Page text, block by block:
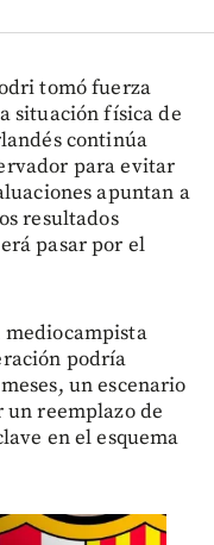
tomó fuerza
situación física de
continúa
para evitar
apuntan a
resultados
pasar por el
podría
un escenario
un reemplazo de
en el esquema